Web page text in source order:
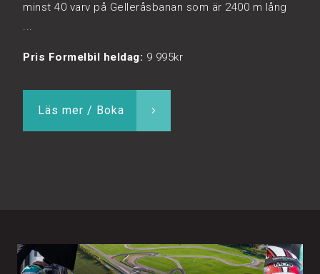
minst 40 varv på Gelleråsbanan som är 2400 m lång
...
Pris Formelbil heldag: 9 995kr
Läs mer / Boka